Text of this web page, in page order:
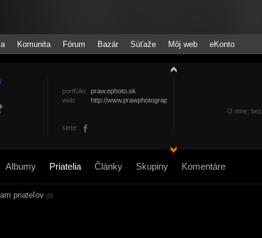
Komunita Fórum Bazár Súťaže Môj web eKonto
portfólio: praw.ephoto.sk
web:
http://www.prawphotography.org
siete:
O mne:
Albumy Priatelia Články Skupiny Komentáre
priateľov (0)